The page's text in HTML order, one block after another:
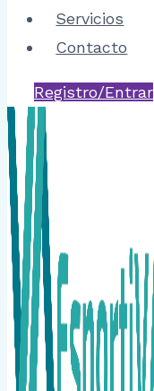
Servicios
Contacto
Registro/Entrar